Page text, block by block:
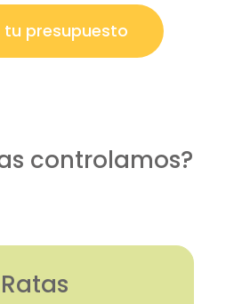
tu presupuesto
controlamos?
Ratas